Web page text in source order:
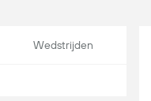
Wedstrijden